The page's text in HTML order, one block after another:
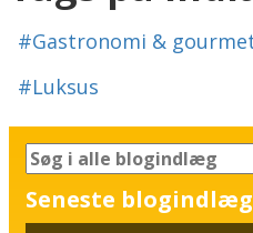
#Gastronomi &
#Luksus
Seneste blogindlæg